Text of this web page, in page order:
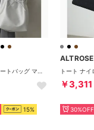
15%
ALTROSE
￥3,311
30%OFF